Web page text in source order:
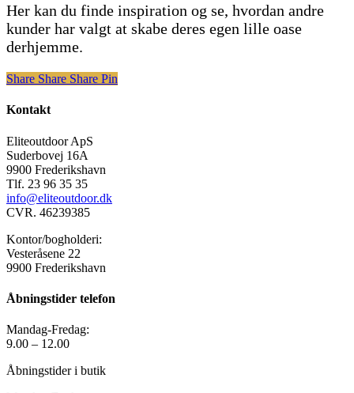
Her kan du finde inspiration og se, hvordan andre
kunder har valgt at skabe deres egen lille oase
derhjemme.
Share
Share Share Share Pin
Kontakt
Eliteoutdoor ApS
Suderbovej 16A
9900 Frederikshavn
Tlf. 23 96 35 35
info@eliteoutdoor.dk
CVR. 46239385
Kontor/bogholderi:
Vesteråsene 22
9900 Frederikshavn
Åbningstider telefon
Mandag-Fredag:
9.00 – 12.00
Åbningstider i butik